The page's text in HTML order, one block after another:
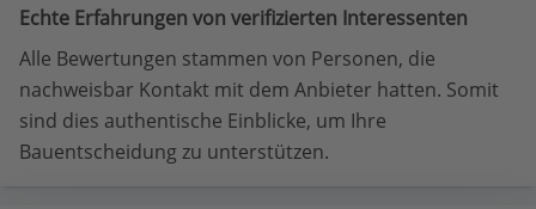
Echte Erfahrungen von verifizierten Interessenten
Alle Bewertungen stammen von Personen, die
nachweisbar Kontakt mit dem Anbieter hatten. Somit
sind dies authentische Einblicke, um Ihre
Bauentscheidung zu unterstützen.